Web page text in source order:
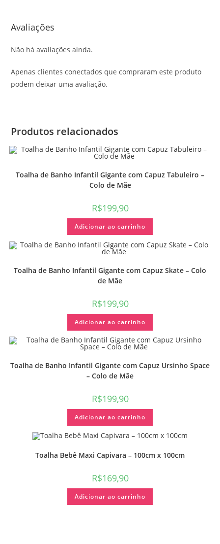
Avaliações
Não há avaliações ainda.
Apenas clientes conectados que compraram este produto
podem deixar uma avaliação.
Produtos relacionados
Toalha de Banho Infantil Gigante com Capuz Tabuleiro –
Colo de Mãe
R$199,90
Adicionar ao carrinho
Toalha de Banho Infantil Gigante com Capuz Skate – Colo
de Mãe
R$199,90
Adicionar ao carrinho
Toalha de Banho Infantil Gigante com Capuz Ursinho Space
– Colo de Mãe
R$199,90
Adicionar ao carrinho
Toalha Bebê Maxi Capivara – 100cm x 100cm
R$169,90
Adicionar ao carrinho